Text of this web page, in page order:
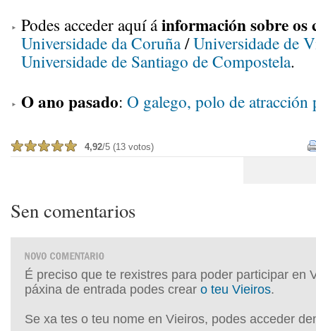
Podes acceder aquí áinformación sobre os
Universidade da Coruña/Universidade de
Universidade de Santiago de Compostela.
O ano pasado: O galego, polo de atracción
4,92/5 (13 votos)
Sen comentarios
É preciso que te rexistres para poder participar en
páxina de entrada podes crear o teu Vieiros.
Se xa tes o teu nome en Vieiros, podes acceder